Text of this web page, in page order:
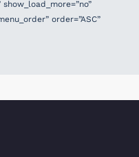
order=”ASC”